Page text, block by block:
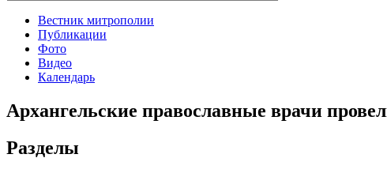
Вестник митрополии
Публикации
Фото
Видео
Календарь
Архангельские православные врачи
Разделы